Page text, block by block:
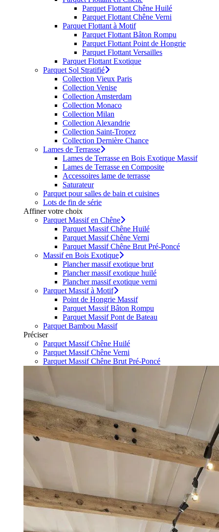
Parquet Flottant Chêne Huilé
Parquet Flottant Chêne Verni
Parquet Flottant à Motif
Parquet Flottant Bâton Rompu
Parquet Flottant Point de Hongrie
Parquet Flottant Versailles
Parquet Flottant Exotique
Parquet Sol Stratifié
Collection Vieux Paris
Collection Venise
Collection Amsterdam
Collection Monaco
Collection Milan
Collection Alexandrie
Collection Saint-Tropez
Collection Dernière Chance
Lames de Terrasse
Lames de Terrasse en Bois Exotique Massif
Lames de Terrasse en Composite
Accessoires lame de terrasse
Saturateur
Parquet pour salles de bain et cuisines
Lots de fin de série
Affiner votre choix
Parquet Massif en Chêne
Parquet Massif Chêne Huilé
Parquet Massif Chêne Verni
Parquet Massif Chêne Brut Pré-Poncé
Massif en Bois Exotique
Plancher massif exotique brut
Plancher massif exotique huilé
Plancher massif exotique verni
Parquet Massif à Motif
Point de Hongrie Massif
Parquet Massif Bâton Rompu
Parquet Massif Pont de Bateau
Parquet Bambou Massif
Préciser
Parquet Massif Chêne Huilé
Parquet Massif Chêne Verni
Parquet Massif Chêne Brut Pré-Poncé